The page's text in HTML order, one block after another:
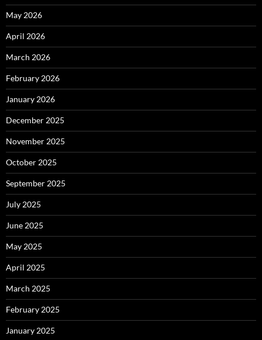
May 2026
April 2026
March 2026
February 2026
January 2026
December 2025
November 2025
October 2025
September 2025
July 2025
June 2025
May 2025
April 2025
March 2025
February 2025
January 2025